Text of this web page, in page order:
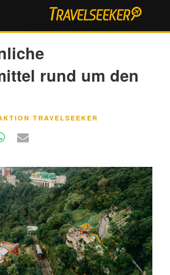
rund um den
TRAVELSEEKER